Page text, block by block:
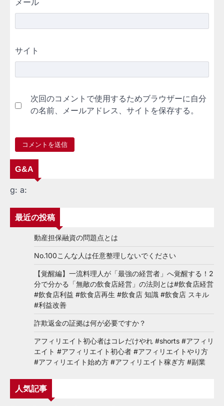
サイト
次回のコメントで使用するためブラウザーに自分
の名前、メールアドレス、サイトを保存する。
G&A
g: a:
最近の投稿
動産担保融資の問題点とは
No.100こんな人は任意整理しないでください
【覚醒編】一流料理人が「最強の経営者」へ覚醒する！2
分で分かる「無敵の飲食店経営」の法則とは#飲食店経営
#飲食店利益 #飲食店再生 #飲食店 知識 #飲食店 スキル
#利益改善
詐欺返金の証拠は何が必要ですか？
アフィリエイト初心者はコレだけやれ #shorts #アフィリ
エイト #アフィリエイト初心者 #アフィリエイトやり方
#アフィリエイト始め方 #アフィリエイト稼ぎ方 #副業
人気記事